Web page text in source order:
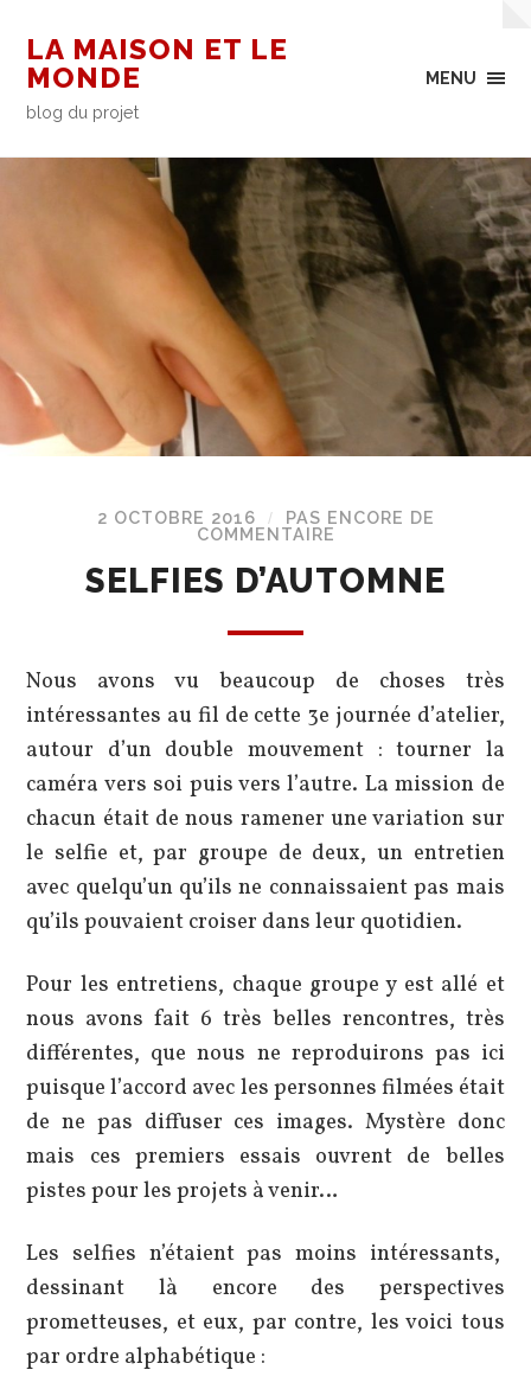
LA MAISON ET LE
MONDE
blog du projet
MENU
2 OCTOBRE 2016 /
PAS ENCORE DE
COMMENTAIRE
SELFIES D’AUTOMNE
Nous avons vu beaucoup de choses très
intéressantes au fil de cette 3e journée d’atelier,
autour d’un double mouvement : tourner la
caméra vers soi puis vers l’autre. La mission de
chacun était de nous ramener une variation sur
le selfie et, par groupe de deux, un entretien
avec quelqu’un qu’ils ne connaissaient pas mais
qu’ils pouvaient croiser dans leur quotidien.
Pour les entretiens, chaque groupe y est allé et
nous avons fait 6 très belles rencontres, très
différentes, que nous ne reproduirons pas ici
puisque l’accord avec les personnes filmées était
de ne pas diffuser ces images. Mystère donc
mais ces premiers essais ouvrent de belles
pistes pour les projets à venir…
Les selfies n’étaient pas moins intéressants,
dessinant là encore des perspectives
prometteuses, et eux, par contre, les voici tous
par ordre alphabétique :